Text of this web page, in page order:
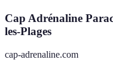
Cap Adrénaline
les-Plages
cap-adrenaline.com